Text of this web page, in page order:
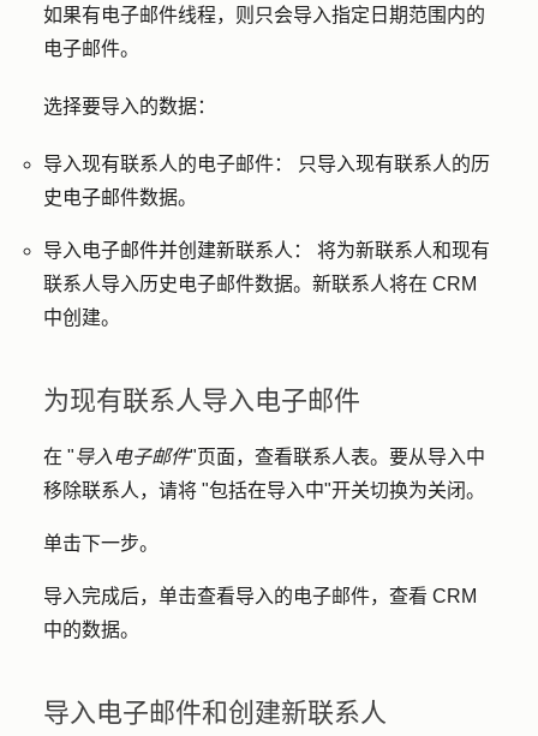
如果有电子邮件线程，则只会导入指定日期范围内的
电子邮件。
选择要导入的数据：
导入现有联系人的电子邮件：
只导入现有联系人的历
史电子邮件数据。
导入电子邮件并创建新联系人：
将为新联系人和现有
联系人导入历史电子邮件数据。新联系人将在 CRM
中创建。
为现有联系人导入电子邮件
在 "导入电子邮件"页面，查看联系人表。要从导入中
移除联系人，请将 "包括在导入中"开关切换为关闭。
单击下一步。
导入完成后，单击查看导入的电子邮件，查看 CRM
中的数据。
导入电子邮件和创建新联系人